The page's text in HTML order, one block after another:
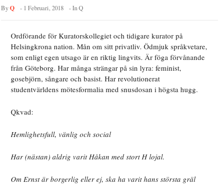
ByQ - 1 Februari, 2018 - InQ
Ordförande för Kuratorskollegiet och tidigare kurator på
Helsingkrona nation. Mån om sitt privatliv. Ödmjuk språkvetare,
som enligt egen utsago är en riktig lingvits. Är föga förvånande
från Göteborg. Har många strängar på sin lyra: feminist,
gosebjörn, sångare och basist. Har revolutionerat
studentvärldens mötesformalia med snusdosan i högsta hugg.
Qkvad:
Hemlighetsfull, vänlig och social
Har (nästan) aldrig varit Håkan med stort H lojal.
Om Ernst är borgerlig eller ej, ska ha varit hans största gräl